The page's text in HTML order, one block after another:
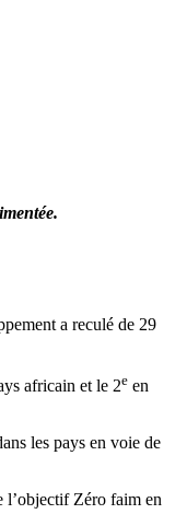
a reculé de 29
africain et le 2e en
les pays en voie de
l’objectif Zéro faim en